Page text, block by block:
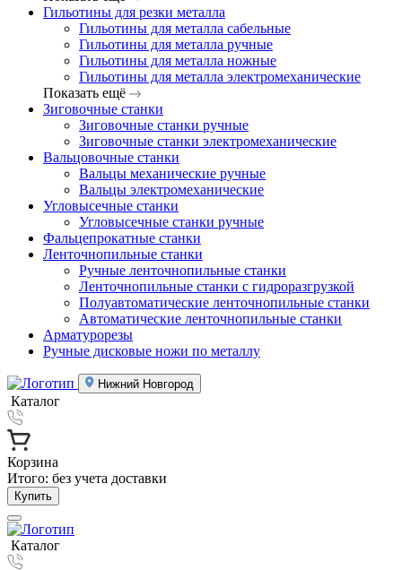
Гильотины для резки металла
Гильотины для металла сабельные
Гильотины для металла ручные
Гильотины для металла ножные
Гильотины для металла электромеханические
Показать ещё
Зиговочные станки
Зиговочные станки ручные
Зиговочные станки электромеханические
Вальцовочные станки
Вальцы механические ручные
Вальцы электромеханические
Угловысечные станки
Угловысечные станки ручные
Фальцепрокатные станки
Ленточнопильные станки
Ручные ленточнопильные станки
Ленточнопильные станки с гидроразгрузкой
Полуавтоматические ленточнопильные станки
Автоматические ленточнопильные станки
Арматурорезы
Ручные дисковые ножи по металлу
Нижний Новгород
Каталог
Корзина
Итого: без учета доставки
Купить
Каталог